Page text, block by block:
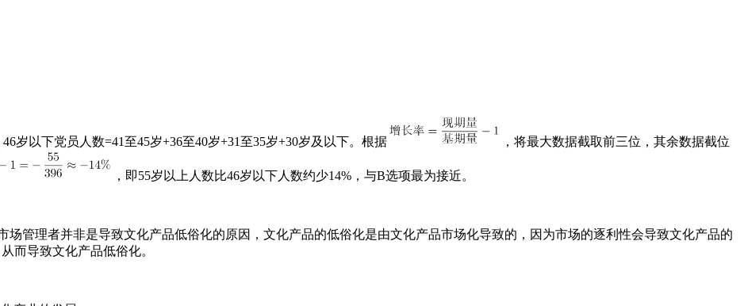
以下党员人数=41至45岁+36至40岁+31至35岁+30岁及以下。根据 ，将最大数据截取前三位，其余数据截位
，即55岁以上人数比46岁以下人数约少14%，与B选项最为接近。
理者并非是导致文化产品低俗化的原因，文化产品的低俗化是由文化产品市场化导致的，因为市场的逐利性会导致文化产品的
而导致文化产品低俗化。